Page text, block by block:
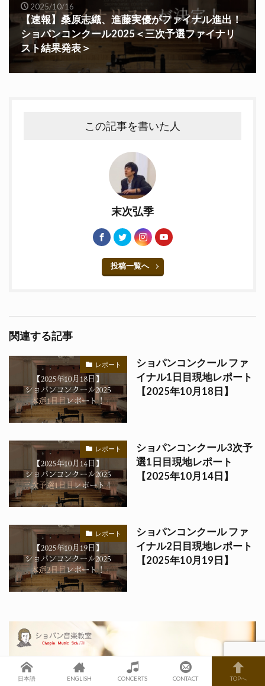
2025/10/16
【速報】桑原志織、進藤実優がファイナル進出！
ショパンコンクール2025＜三次予選ファイナリ
スト結果発表＞
この記事を書いた人
末次弘季
投稿一覧へ
関連する記事
レポート
ショパンコンクール ファ
イナル1日目現地レポート
【2025年10月18日】
レポート
ショパンコンクール3次予
選1日目現地レポート
【2025年10月14日】
レポート
ショパンコンクール ファ
イナル2日目現地レポート
【2025年10月19日】
日本語 ENGLISH CONCERTS CONTACT TOPへ